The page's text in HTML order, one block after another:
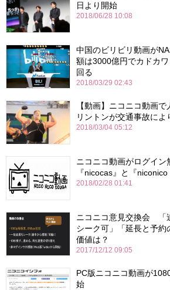
日より開始
2018/06/28 10:08
中国のビリビリ動画が
額は3000億円でカドカ
回る
2018/03/29 02:43
【動画】ニコニコ動画
リントンが交通事故によ
2018/03/04 05:12
ニコニコ動画がログイ
『nicocas』と『
2018/02/28 01:41
ニコニコ意見交換会 「
シーク可」「延長と予
価値は？
2017/12/12 09:05
PC版ニコニコ動画が
始